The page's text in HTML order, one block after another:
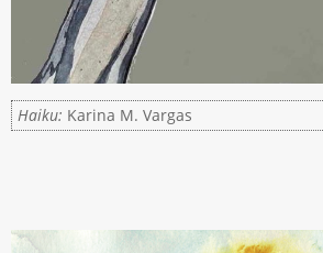
Haiku: Karina M. Vargas